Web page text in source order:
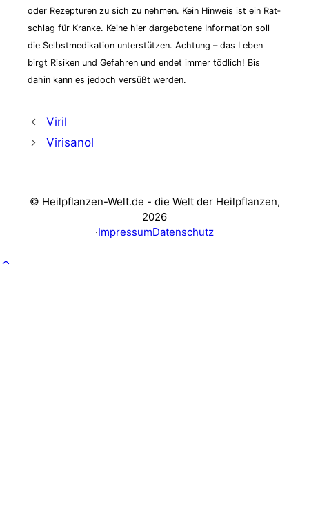
oder Rezep­tu­ren zu sich zu neh­men. Kein Hin­weis ist ein Rat­
schlag für Kran­ke. Kei­ne hier dar­ge­bo­te­ne Infor­ma­ti­on soll
die Selbst­me­di­ka­ti­on unter­stüt­zen. Ach­tung – das Leben
birgt Risi­ken und Gefah­ren und endet immer töd­lich! Bis
dahin kann es jedoch ver­süßt werden.
Viril
Virisanol
© Heilpflanzen-Welt.de - die Welt der Heilpflanzen,
2026
·ImpressumDatenschutz